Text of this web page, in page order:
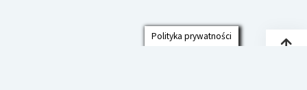
Polityka prywatności